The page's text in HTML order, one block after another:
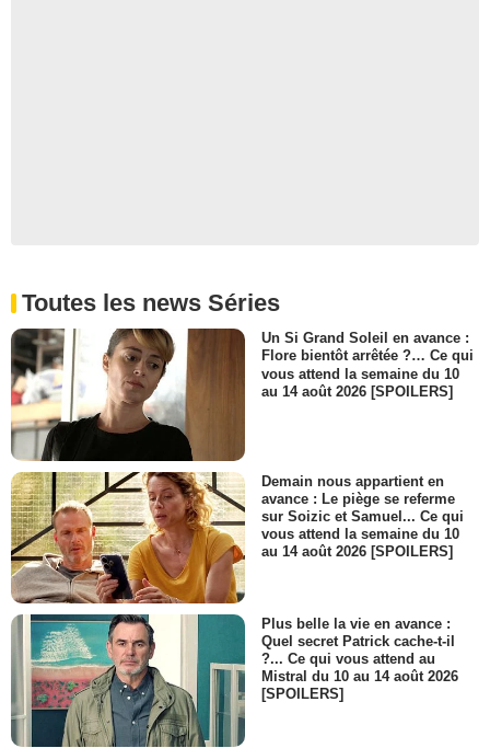
Toutes les news Séries
Un Si Grand Soleil en avance :
Flore bientôt arrêtée ?… Ce qui
vous attend la semaine du 10
au 14 août 2026 [SPOILERS]
Demain nous appartient en
avance : Le piège se referme
sur Soizic et Samuel... Ce qui
vous attend la semaine du 10
au 14 août 2026 [SPOILERS]
Plus belle la vie en avance :
Quel secret Patrick cache-t-il
?... Ce qui vous attend au
Mistral du 10 au 14 août 2026
[SPOILERS]